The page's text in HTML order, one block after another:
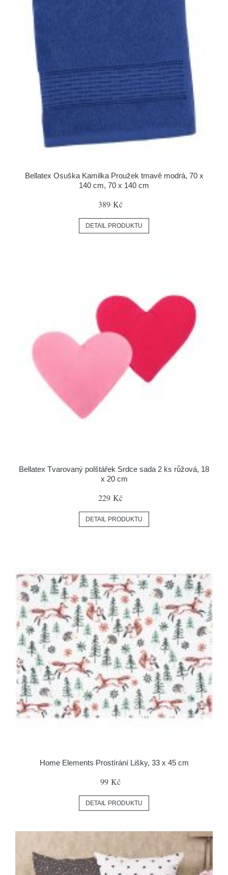
Bellatex Osuška Kamilka Proužek tmavě modrá, 70 x
140 cm, 70 x 140 cm
389 Kč
DETAIL PRODUKTU
Bellatex Tvarovaný polštářek Srdce sada 2 ks růžová, 18
x 20 cm
229 Kč
DETAIL PRODUKTU
Home Elements Prostírání Lišky, 33 x 45 cm
99 Kč
DETAIL PRODUKTU